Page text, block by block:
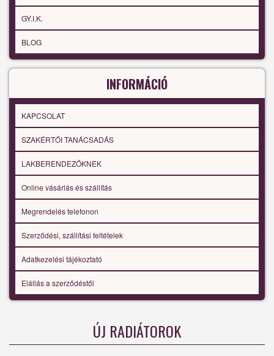
GY.I.K.
BLOG
INFORMÁCIÓ
KAPCSOLAT
SZAKÉRTŐI TANÁCSADÁS
LAKBERENDEZŐKNEK
Online vásárlás és szállítás
Megrendelés telefonon
Szerződési, szállítási feltételek
Adatkezelési tájékoztató
Elállás a szerződéstől
ÚJ RADIÁTOROK